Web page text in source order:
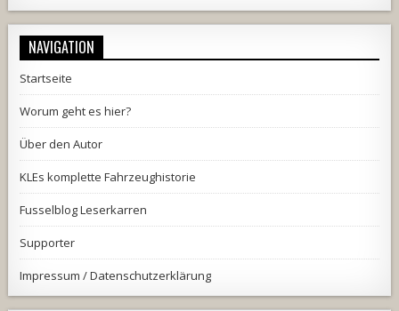
NAVIGATION
Startseite
Worum geht es hier?
Über den Autor
KLEs komplette Fahrzeughistorie
Fusselblog Leserkarren
Supporter
Impressum / Datenschutzerklärung